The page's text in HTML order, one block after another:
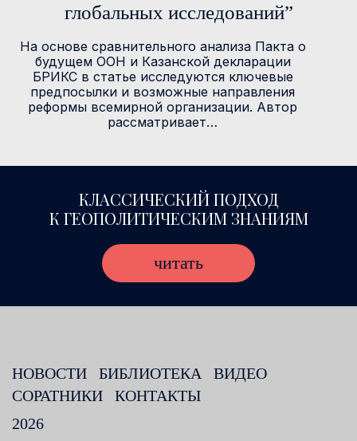
глобальных исследований”
На основе сравнительного анализа Пакта о
будущем ООН и Казанской декларации
БРИКС в статье исследуются ключевые
предпосылки и возможные направления
реформы всемирной организации. Автор
рассматривает…
КЛАССИЧЕСКИЙ ПОДХОД
К ГЕОПОЛИТИЧЕСКИМ ЗНАНИЯМ
читать
НОВОСТИ БИБЛИОТЕКА
ВИДЕО
СОРАТНИКИ
КОНТАКТЫ
2026